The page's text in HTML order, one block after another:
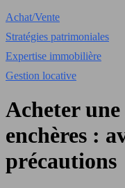
Achat/Vente
Stratégies patrimoniales
Expertise immobilière
Gestion locative
Acheter
enchères :
précautions